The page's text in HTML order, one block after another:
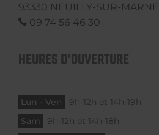
93330 NEUILLY-SUR-MARNE
09 74 56 46 30
HEURES D'OUVERTURE
Lun - Ven
9h-12h et 14h-19h
Sam
9h-12h et 14h-18h